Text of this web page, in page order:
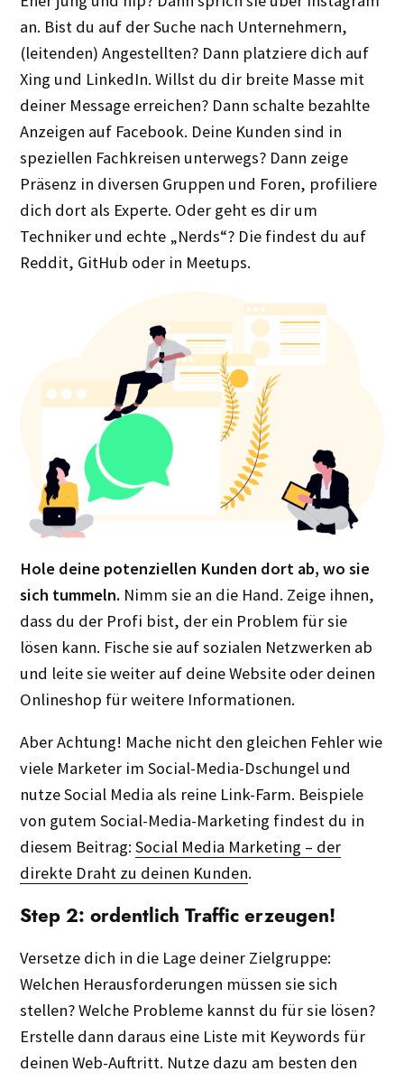
an. Bist du auf der Suche nach Unternehmern,
(leitenden) Angestellten? Dann platziere dich auf
Xing und LinkedIn. Willst du dir breite Masse mit
deiner Message erreichen? Dann schalte bezahlte
Anzeigen auf Facebook. Deine Kunden sind in
speziellen Fachkreisen unterwegs? Dann zeige
Präsenz in diversen Gruppen und Foren, profiliere
dich dort als Experte. Oder geht es dir um
Techniker und echte „Nerds“? Die findest du auf
Reddit, GitHub oder in Meetups.
Hole deine potenziellen Kunden dort ab, wo sie
sich tummeln. Nimm sie an die Hand. Zeige ihnen,
dass du der Profi bist, der ein Problem für sie
lösen kann. Fische sie auf sozialen Netzwerken ab
und leite sie weiter auf deine Website oder deinen
Onlineshop für weitere Informationen.
Aber Achtung! Mache nicht den gleichen Fehler wie
viele Marketer im Social-Media-Dschungel und
nutze Social Media als reine Link-Farm. Beispiele
von gutem Social-Media-Marketing findest du in
diesem Beitrag:Social Media Marketing – der
direkte Draht zu deinen Kunden.
Step 2: ordentlich Traffic erzeugen!
Versetze dich in die Lage deiner Zielgruppe:
Welchen Herausforderungen müssen sie sich
stellen? Welche Probleme kannst du für sie lösen?
Erstelle dann daraus eine Liste mit Keywords für
deinen Web-Auftritt. Nutze dazu am besten den